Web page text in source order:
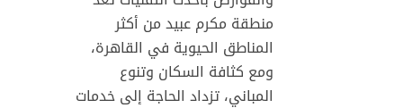
منطقة مكرم عبيد من أكثر
المناطق الحيوية في القاهرة،
ومع كثافة السكان وتنوع
المباني، تزداد الحاجة إلى خدمات